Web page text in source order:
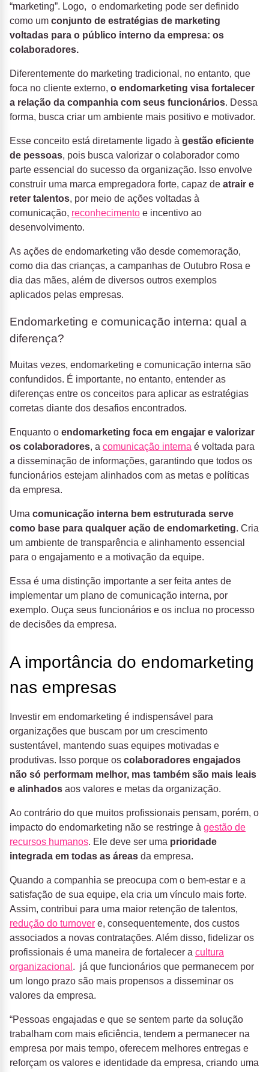
“marketing”. Logo, o endomarketing pode ser definido
como um conjunto de estratégias de marketing
voltadas para o público interno da empresa: os
colaboradores.
Diferentemente do marketing tradicional, no entanto, que
foca no cliente externo, o endomarketing visa fortalecer
a relação da companhia com seus funcionários. Dessa
forma, busca criar um ambiente mais positivo e motivador.
Esse conceito está diretamente ligado à gestão eficiente
de pessoas, pois busca valorizar o colaborador como
parte essencial do sucesso da organização. Isso envolve
construir uma marca empregadora forte, capaz de atrair e
reter talentos, por meio de ações voltadas à
comunicação, reconhecimento e incentivo ao
desenvolvimento.
As ações de endomarketing vão desde comemoração,
como dia das crianças, a campanhas de Outubro Rosa e
dia das mães, além de diversos outros exemplos
aplicados pelas empresas.
Endomarketing e comunicação interna: qual a
diferença?
Muitas vezes, endomarketing e comunicação interna são
confundidos. É importante, no entanto, entender as
diferenças entre os conceitos para aplicar as estratégias
corretas diante dos desafios encontrados.
Enquanto o endomarketing foca em engajar e valorizar
os colaboradores, a comunicação interna é voltada para
a disseminação de informações, garantindo que todos os
funcionários estejam alinhados com as metas e políticas
da empresa.
Uma comunicação interna bem estruturada serve
como base para qualquer ação de endomarketing. Cria
um ambiente de transparência e alinhamento essencial
para o engajamento e a motivação da equipe.
Essa é uma distinção importante a ser feita antes de
implementar um plano de comunicação interna, por
exemplo. Ouça seus funcionários e os inclua no processo
de decisões da empresa.
A importância do endomarketing
nas empresas
Investir em endomarketing é indispensável para
organizações que buscam por um crescimento
sustentável, mantendo suas equipes motivadas e
produtivas. Isso porque os colaboradores engajados
não só performam melhor, mas também são mais leais
e alinhados aos valores e metas da organização.
Ao contrário do que muitos profissionais pensam, porém, o
impacto do endomarketing não se restringe à gestão de
recursos humanos. Ele deve ser uma prioridade
integrada em todas as áreas da empresa.
Quando a companhia se preocupa com o bem-estar e a
satisfação de sua equipe, ela cria um vínculo mais forte.
Assim, contribui para uma maior retenção de talentos,
redução do turnover e, consequentemente, dos custos
associados a novas contratações. Além disso, fidelizar os
profissionais é uma maneira de fortalecer a cultura
organizacional . já que funcionários que permanecem por
um longo prazo são mais propensos a disseminar os
valores da empresa.
“Pessoas engajadas e que se sentem parte da solução
trabalham com mais eficiência, tendem a permanecer na
empresa por mais tempo, oferecem melhores entregas e
reforçam os valores e identidade da empresa, criando uma